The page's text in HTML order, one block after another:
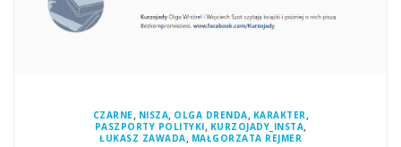
CZARNE, NISZA, OLGA DRENDA, KARAKTER,
PASZPORTY POLITYKI, KURZOJADY_INSTA,
ŁUKASZ ZAWADA, MAŁGORZATA REJMER